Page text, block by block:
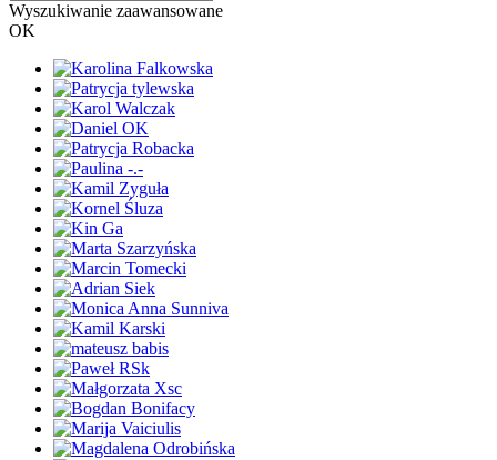
Wyszukiwanie zaawansowane
OK